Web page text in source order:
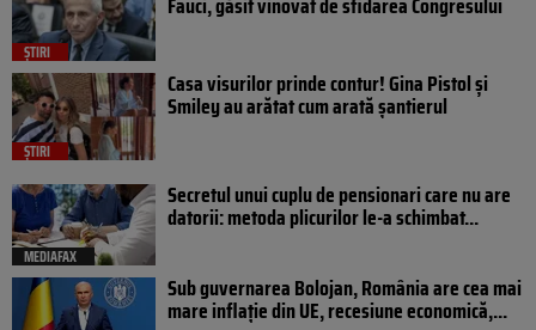
ȘTIRI
ȘTIRI
Casa visurilor prinde contur! Gina Pistol și
Smiley au arătat cum arată șantierul
MEDIAFAX
Secretul unui cuplu de pensionari care nu are
datorii: metoda plicurilor le-a schimbat...
Sub guvernarea Bolojan, România are cea mai
mare inflație din UE, recesiune economică,...